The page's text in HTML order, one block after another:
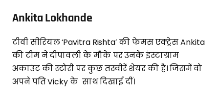
Ankita Lokhande
टीवी सीरियल ‘Pavitra Rishta’ की फेमस एक्ट्रेस Ankita
की टीम ने दीपावली के मौके पर उनके इंस्टाग्राम
अकाउंट की स्टोरी पर कुछ तस्वीरें शेयर की हैं। जिसमें वो
अपने पति Vicky के साथ दिखाई दीं।